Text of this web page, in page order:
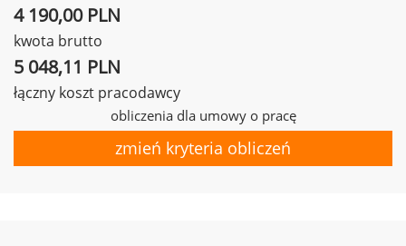
4 190,00 PLN
kwota brutto
5 048,11 PLN
łączny koszt pracodawcy
obliczenia dla umowy o pracę
zmień kryteria obliczeń